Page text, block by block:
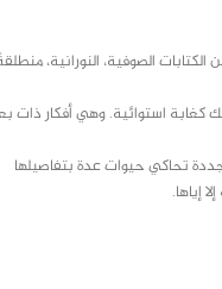
الصوفية، النورانية،
كغابة استوائية. وهي أفكار ذات
أفكاراً متجددة تحاكي حيوات عدة بتفاصيلها
إياها.